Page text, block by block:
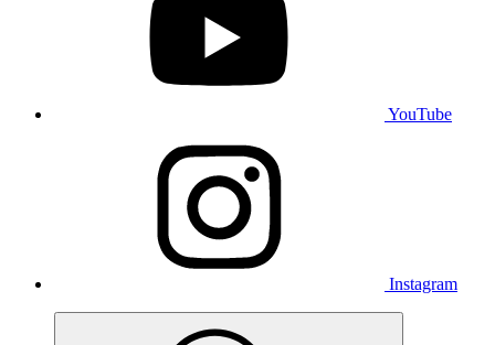
YouTube
Instagram